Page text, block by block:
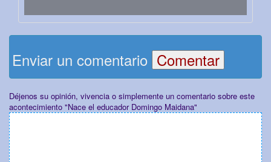
Enviar un comentario
Déjenos su opinión, vivencia o simplemente un comentario sobre este
acontecimiento "Nace el educador Domingo Maidana"